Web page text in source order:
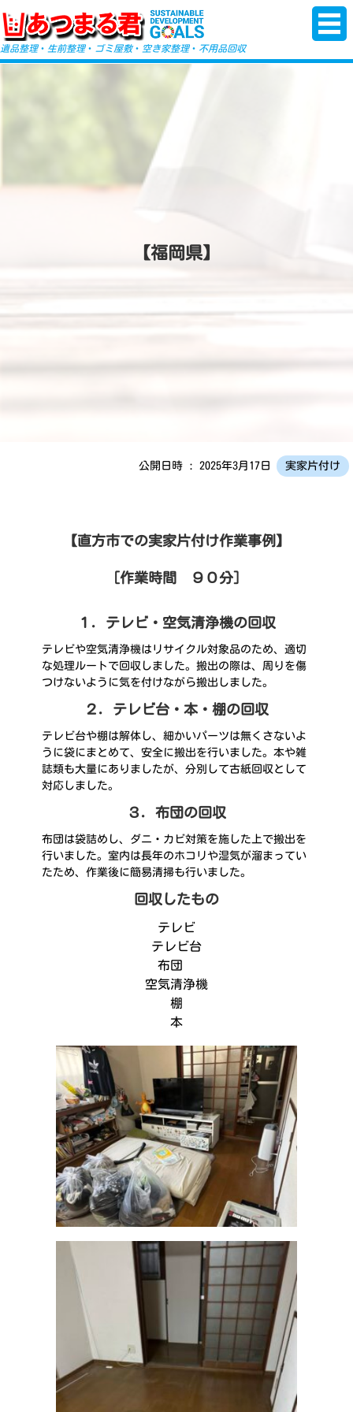
-->
遺品整理・ 生前整理・ ゴミ屋敷・ 空き家整理・ 不用品回収
【福岡県】
公開日時 : 2025年3月17日 実家片付け
【直方市での実家片付け作業事例】
［作業時間 ９０分］
１．テレビ・空気清浄機の回収
テレビや空気清浄機はリサイクル対象品のため、適切
な処理ルートで回収しました。搬出の際は、周りを傷
つけないように気を付けながら搬出しました。
２．テレビ台・本・棚の回収
テレビ台や棚は解体し、細かいパーツは無くさないよ
うに袋にまとめて、安全に搬出を行いました。本や雑
誌類も大量にありましたが、分別して古紙回収として
対応しました。
３．布団の回収
布団は袋詰めし、ダニ・カビ対策を施した上で搬出を
行いました。室内は長年のホコリや湿気が溜まってい
たため、作業後に簡易清掃も行いました。
回収したもの
テレビ
テレビ台
布団
空気清浄機
棚
本